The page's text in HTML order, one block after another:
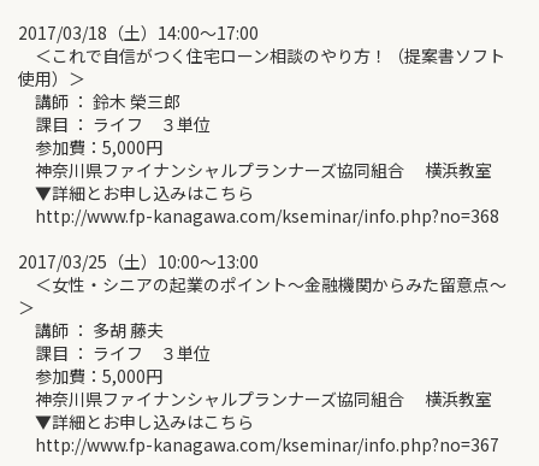
2017/03/18（土）14:00～17:00
＜これで自信がつく住宅ローン相談のやり方！（提案書ソフト
使用）＞
講師 ： 鈴木 榮三郎
課目 ： ライフ ３単位
参加費：5,000円
神奈川県ファイナンシャルプランナーズ協同組合 横浜教室
▼詳細とお申し込みはこちら
http://www.fp-kanagawa.com/kseminar/info.php?no=368
2017/03/25（土）10:00～13:00
＜女性・シニアの起業のポイント～金融機関からみた留意点～
＞
講師 ： 多胡 藤夫
課目 ： ライフ ３単位
参加費：5,000円
神奈川県ファイナンシャルプランナーズ協同組合 横浜教室
▼詳細とお申し込みはこちら
http://www.fp-kanagawa.com/kseminar/info.php?no=367